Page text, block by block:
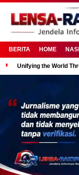
BERITA HOME
Unifying the World